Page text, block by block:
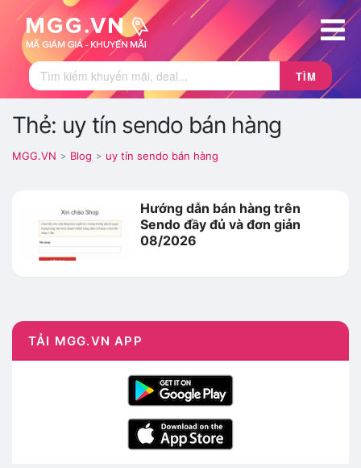
TÌM
Thẻ: uy tín sendo bán hàng
MGG.VN > Blog > uy tín sendo bán hàng
Hướng dẫn bán hàng trên
Sendo đầy đủ và đơn giản
08/2026
TẢI MGG.VN APP